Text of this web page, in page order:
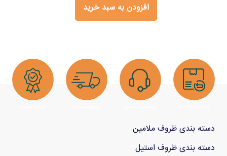
افزودن به سبد خرید
دسته بندی ظروف ملامین
دسته بندی ظروف استیل